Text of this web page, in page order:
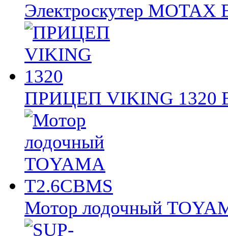
Электроскутер
ПРИЦЕП VIKING
Мотор лодочный